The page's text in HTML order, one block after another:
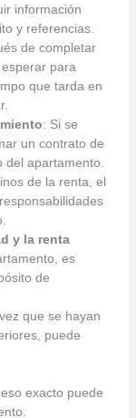
información
y referencias.
de completar
para
que tarda en
: Si se
un contrato de
apartamento.
de la renta, el
y la renta
es
de
que se hayan
puede
exacto puede